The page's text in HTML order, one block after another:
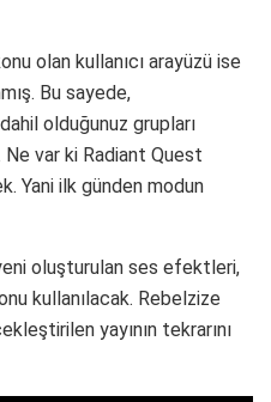
olan kullanıcı arayüzü ise
Bu sayede,
olduğunuz grupları
var ki Radiant Quest
Yani ilk günden modun
oluşturulan ses efektleri,
kullanılacak. Rebelzize
yayının tekrarını